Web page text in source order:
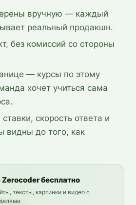
вручную — каждый
реальный продакшн.
без комиссий со стороны
— курсы по этому
хочет учиться сама
скорость ответа и
видны до того, как
бесплатно
тексты, картинки и видео с